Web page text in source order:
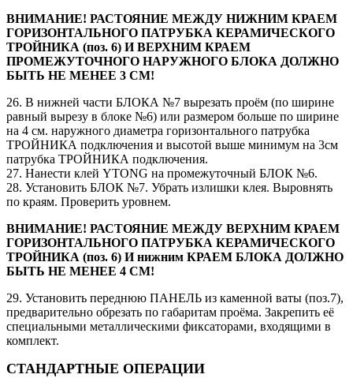
ВНИМАНИЕ! РАСТОЯНИЕ МЕЖДУ НИЖНИМ КРАЕМ
ГОРИЗОНТАЛЬНОГО ПАТРУБКА КЕРАМИЧЕСКОГО
ТРОЙНИКА (поз. 6) И ВЕРХНИМ КРАЕМ
ПРОМЕЖУТОЧНОГО НАРУЖНОГО БЛОКА ДОЛЖНО
БЫТЬ НЕ МЕНЕЕ 3 СМ!
26. В нижней части БЛОКА №7 вырезать проём (по ширине
равный вырезу в блоке №6) или размером больше по ширине
на 4 см. наружного диаметра горизонтального патрубка
ТРОЙНИКА подключения и высотой выше минимум на 3см
патрубка ТРОЙНИКА подключения.
27. Нанести клей YTONG на промежуточный БЛОК №6.
28. Установить БЛОК №7. Убрать излишки клея. Выровнять
по краям. Проверить уровнем.
ВНИМАНИЕ! РАСТОЯНИЕ МЕЖДУ ВЕРХНИМ КРАЕМ
ГОРИЗОНТАЛЬНОГО ПАТРУБКА КЕРАМИЧЕСКОГО
ТРОЙНИКА (поз. 6) И нижним КРАЕМ БЛОКА ДОЛЖНО
БЫТЬ НЕ МЕНЕЕ 4 СМ!
29. Установить переднюю ПАНЕЛЬ из каменной ваты (поз.7),
предварительно обрезать по габаритам проёма. Закрепить её
специальными металлическими фиксаторами, входящими в
комплект.
СТАНДАРТНЫЕ ОПЕРАЦИИ